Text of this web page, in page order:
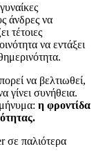
άνδρες να
τέτοιες
να εντάξει
να βελτιωθεί,
γίνει συνήθεια.
η φροντίδα
σε παλιότερα